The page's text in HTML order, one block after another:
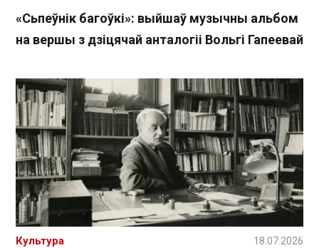
«Сьпеўнік багоўкі»: выйшаў музычны альбом
на вершы з дзіцячай анталогіі Вольгі Гапеевай
Культура 18.07.2026